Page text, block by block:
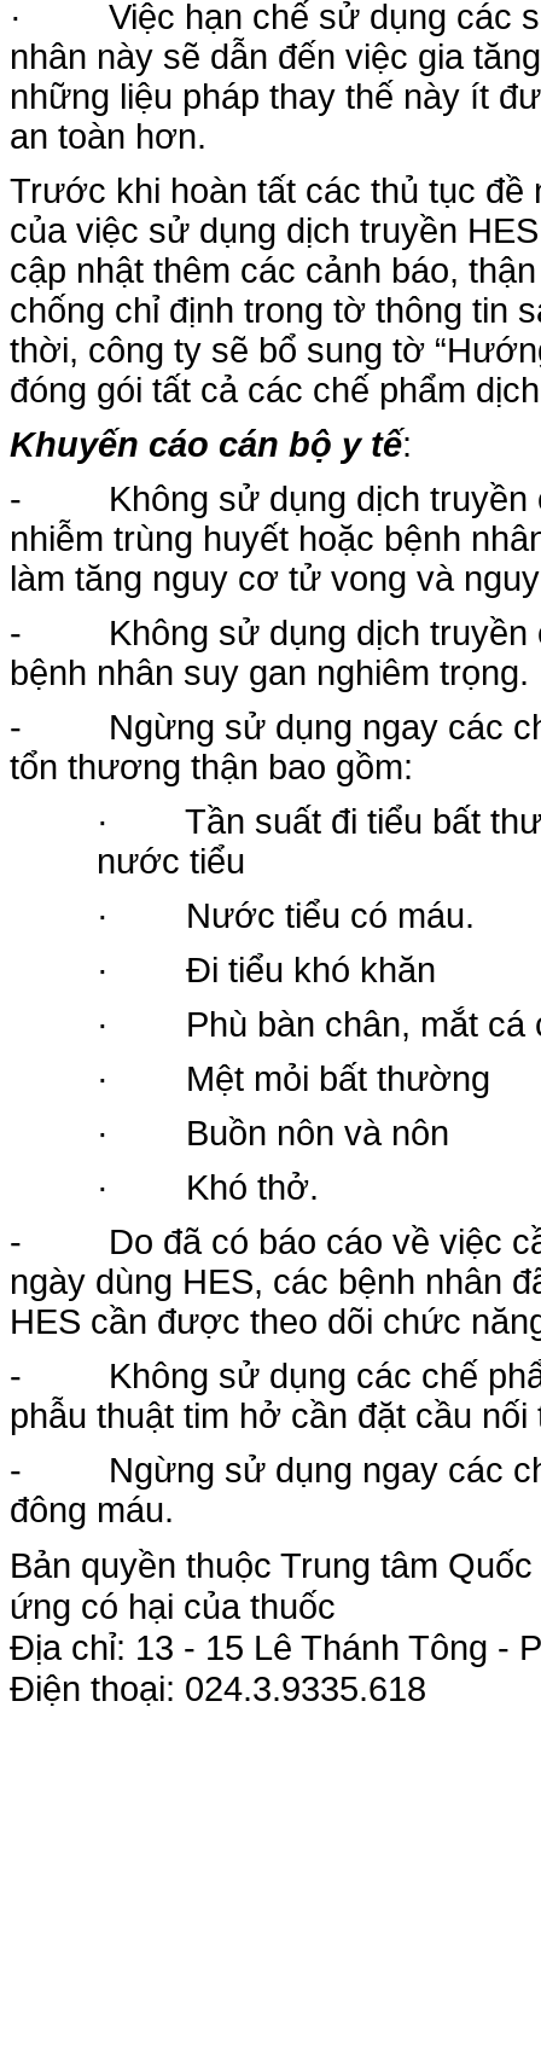
· Việc hạn chế sử dụng các
nhân này sẽ dẫn đến việc gia
những liệu pháp thay thế này ít
an toàn hơn.
Trước khi hoàn tất các thủ tục đề
của việc sử dụng dịch truyền
cập nhật thêm các cảnh báo,
chống chỉ định trong tờ thông tin
thời, công ty sẽ bổ sung tờ
đóng gói tất cả các chế phẩm
Khuyến cáo cán bộ y tế:
- Không sử dụng dịch truyền
nhiễm trùng huyết hoặc bệnh
làm tăng nguy cơ tử vong và
- Không sử dụng dịch truyền
bệnh nhân suy gan nghiêm trọng.
- Ngừng sử dụng ngay các
tổn thương thận bao gồm:
· Tần suất đi tiểu bất
nước tiểu
· Nước tiểu có máu.
· Đi tiểu khó khăn
· Phù bàn chân, mắt cá
· Mệt mỏi bất thường
· Buồn nôn và nôn
· Khó thở.
- Do đã có báo cáo về việc
ngày dùng HES, các bệnh nhân
HES cần được theo dõi chức
- Không sử dụng các chế
phẫu thuật tim hở cần đặt cầu
- Ngừng sử dụng ngay các
đông máu.
Bản quyền thuộc Trung tâm
ứng có hại của thuốc
Địa chỉ: 13 - 15 Lê Thánh Tông -
Điện thoại: 024.3.9335.618